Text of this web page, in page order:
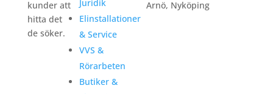
kunder att
hitta det
de söker.
Juridik
Elinstallationer
& Service
VVS &
Rörarbeten
Butiker &
Arnö, Nyköping